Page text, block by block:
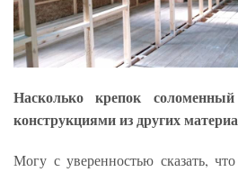
Насколько крепок
конструкциями из других
Могу с уверенностью сказать,